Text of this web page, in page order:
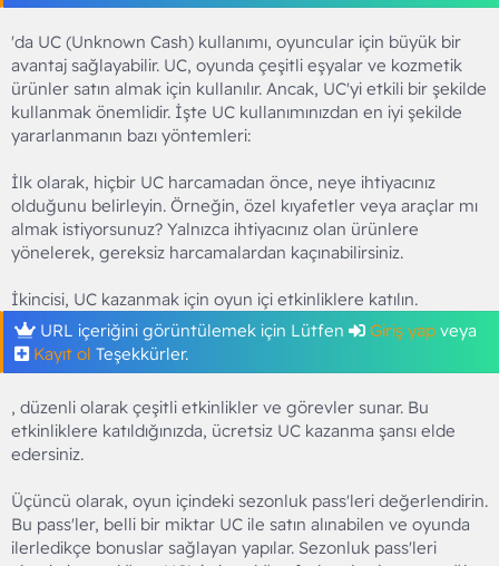
'da UC (Unknown Cash) kullanımı, oyuncular için büyük bir
avantaj sağlayabilir. UC, oyunda çeşitli eşyalar ve kozmetik
ürünler satın almak için kullanılır. Ancak, UC'yi etkili bir şekilde
kullanmak önemlidir. İşte UC kullanımınızdan en iyi şekilde
yararlanmanın bazı yöntemleri:
İlk olarak, hiçbir UC harcamadan önce, neye ihtiyacınız
olduğunu belirleyin. Örneğin, özel kıyafetler veya araçlar mı
almak istiyorsunuz? Yalnızca ihtiyacınız olan ürünlere
yönelerek, gereksiz harcamalardan kaçınabilirsiniz.
İkincisi, UC kazanmak için oyun içi etkinliklere katılın.
URL içeriğini görüntülemek için Lütfen
Giriş yap veya
Kayıt ol Teşekkürler.
, düzenli olarak çeşitli etkinlikler ve görevler sunar. Bu
etkinliklere katıldığınızda, ücretsiz UC kazanma şansı elde
edersiniz.
Üçüncü olarak, oyun içindeki sezonluk pass'leri değerlendirin.
Bu pass'ler, belli bir miktar UC ile satın alınabilen ve oyunda
ilerledikçe bonuslar sağlayan yapılar. Sezonluk pass'leri